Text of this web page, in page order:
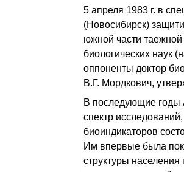
5 апреля 1983 г. в
(Новосибирск)
южной части
биологических наук
оппоненты доктор
В.Г. Мордкович,
В последующие годы
спектр
биоиндикаторов
Им впервые была
структуры